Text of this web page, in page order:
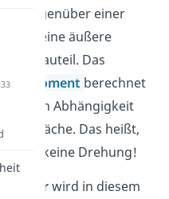
gegenüber einer
durch eine äußere
das Bauteil. Das
berechnet
in Abhängigkeit
Das heißt,
hier keine Drehung!
Steinerwird in diesem